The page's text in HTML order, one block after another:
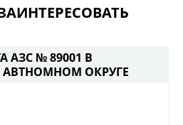
АЗС № 89001 В
ОКРУГЕ